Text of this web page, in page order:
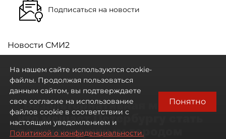
Подписаться на новости
Новости СМИ2
"Безальтернативная модель":
что мешает Петербургу стать
полицентричным городом
На нашем сайте используются cookie-
файлы. Продолжая пользоваться
данным сайтом, вы подтверждаете
свое согласие на использование
файлов cookie в соответствии с
настоящим уведомлением и
Политикой о конфиденциальности.
Понятно